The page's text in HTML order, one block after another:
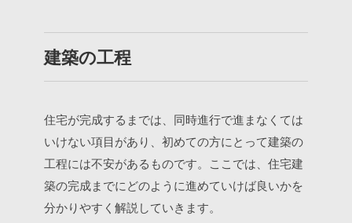
建築の工程
住宅が完成するまでは、同時進行で進まなくては
いけない項目があり、初めての方にとって建築の
工程には不安があるものです。ここでは、住宅建
築の完成までにどのように進めていけば良いかを
分かりやすく解説していきます。